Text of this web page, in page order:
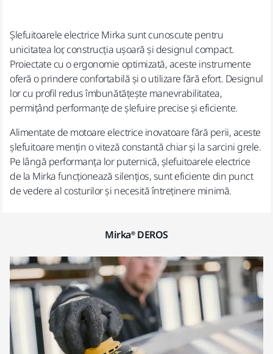
Șlefuitoarele electrice Mirka sunt cunoscute pentru
unicitatea lor, construcția ușoară și designul compact.
Proiectate cu o ergonomie optimizată, aceste instrumente
oferă o prindere confortabilă și o utilizare fără efort. Designul
lor cu profil redus îmbunătățește manevrabilitatea,
permițând performanțe de șlefuire precise și eficiente.
Alimentate de motoare electrice inovatoare fără perii, aceste
șlefuitoare mențin o viteză constantă chiar și la sarcini grele.
Pe lângă performanța lor puternică, șlefuitoarele electrice
de la Mirka funcționează silențios, sunt eficiente din punct
de vedere al costurilor și necesită întreținere minimă.
Mirka® DEROS